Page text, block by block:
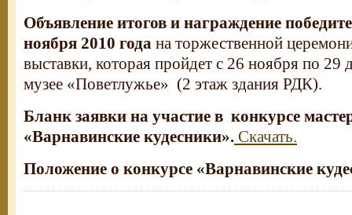
Объявление итогов и награждение
ноября 2010 года на торжественной
выставки, которая пройдет с 26 ноября по 29
музее «Поветлужье» (2 этаж здания РДК).
Бланк заявки на участие в конкурсе
«Варнавинские кудесники». Скачать.
Положение о конкурсе «Варнавинские